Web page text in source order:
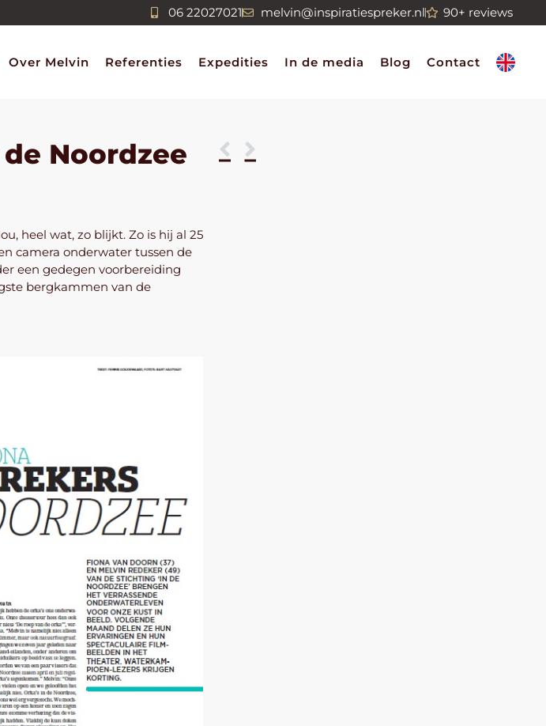
06 22027021 melvin@inspiratiespreker.nl 90+ reviews
Over Melvin Referenties Expedities In de media Blog Contact
Noordzee
heel wat, zo blijkt. Zo is hij al 25
camera onderwater tussen de
een gedegen voorbereiding
bergkammen van de